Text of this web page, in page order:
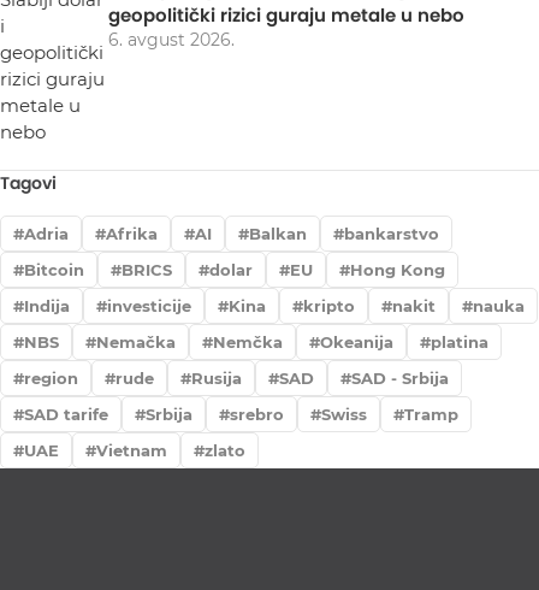
geopolitički rizici guraju metale u nebo
6. avgust 2026.
Tagovi
Adria Afrika AI Balkan
bankarstvo
Bitcoin
BRICS dolar EU
Hong Kong
Indija
investicije Kina kripto nakit
nauka
NBS
Nemačka Nemčka Okeanija
platina
region
rude Rusija SAD
SAD - Srbija
SAD tarife
Srbija srebro Swiss
Tramp
UAE
Vietnam zlato